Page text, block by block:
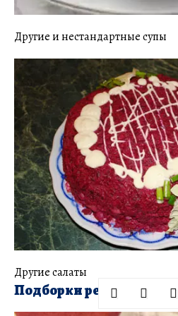
Другие и нестандартные супы
Другие салаты
Подборки рецептов